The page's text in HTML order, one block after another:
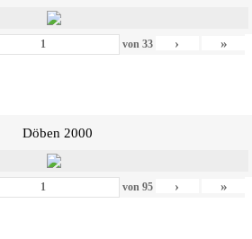
von 33 › »
Döben 2000
von 95 › »